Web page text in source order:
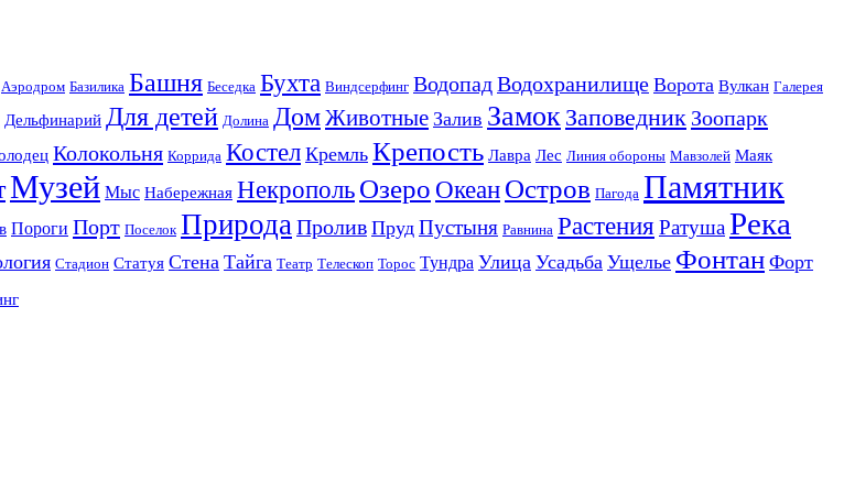
Аэродром Базилика Башня Беседка Бухта Виндсерфинг ВодопадВодохранилище Ворота Вулкан Галерея
Дельфинарий Для детей Долина ДомЖивотные Залив Замок Заповедник Зоопарк
Колокольня Коррида Костел Кремль Крепость Лавра Лес Линия обороны Мавзолей Маяк
Музей Мыс Набережная НекропольОзеро ОкеанОстров Пагода Памятник
Пороги Порт Поселок ПриродаПролив Пруд Пустыня Равнина Растения РатушаРека
Стадион Статуя Стена Тайга Театр Телескоп Торос Тундра Улица Усадьба Ущелье Фонтан Форт